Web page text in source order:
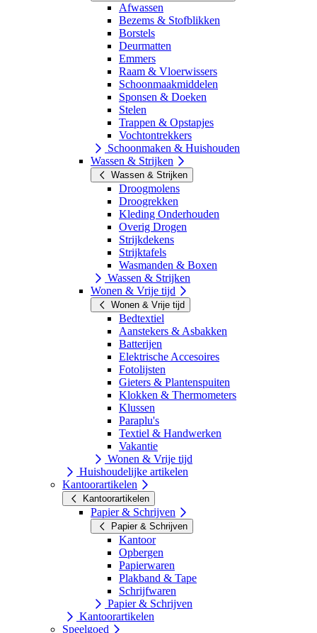
Afwassen
Bezems & Stofblikken
Borstels
Deurmatten
Emmers
Raam & Vloerwissers
Schoonmaakmiddelen
Sponsen & Doeken
Stelen
Trappen & Opstapjes
Vochtontrekkers
Schoonmaken & Huishouden
Wassen & Strijken
Wassen & Strijken
Droogmolens
Droogrekken
Kleding Onderhouden
Overig Drogen
Strijkdekens
Strijktafels
Wasmanden & Boxen
Wassen & Strijken
Wonen & Vrije tijd
Wonen & Vrije tijd
Bedtextiel
Aanstekers & Asbakken
Batterijen
Elektrische Accesoires
Fotolijsten
Gieters & Plantenspuiten
Klokken & Thermometers
Klussen
Paraplu's
Textiel & Handwerken
Vakantie
Wonen & Vrije tijd
Huishoudelijke artikelen
Kantoorartikelen
Kantoorartikelen
Papier & Schrijven
Papier & Schrijven
Kantoor
Opbergen
Papierwaren
Plakband & Tape
Schrijfwaren
Papier & Schrijven
Kantoorartikelen
Speelgoed